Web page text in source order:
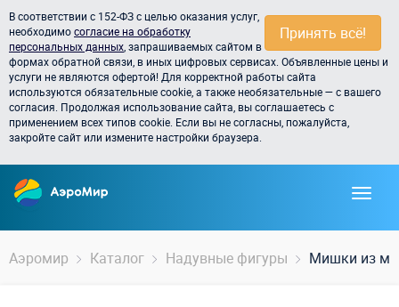
Принять всё!
В соответствии с 152-ФЗ с целью оказания услуг,
необходимосогласие на обработку
персональных данных , запрашиваемых сайтом в
формах обратной связи, в иных цифровых сервисах. Объявленные цены и
услуги не являются офертой! Для корректной работы сайта
используются обязательные cookie, а также необязательные — с вашего
согласия. Продолжая использование сайта, вы соглашаетесь с
применением всех типов cookie. Если вы не согласны, пожалуйста,
закройте сайт или измените настройки браузера.
Аэромир Каталог Надувные фигуры Мишки из